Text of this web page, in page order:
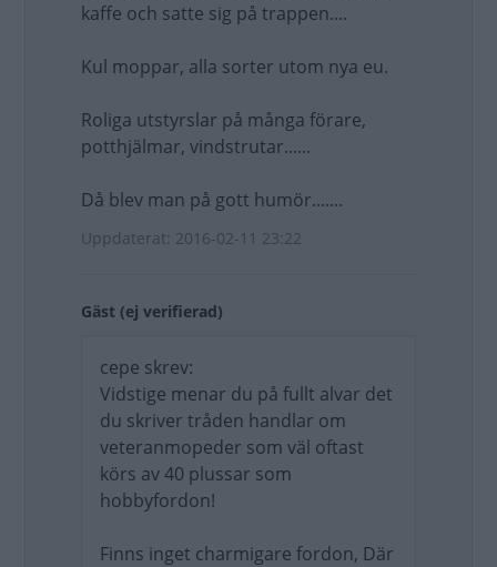
kaffe och satte sig på trappen....
Kul moppar, alla sorter utom nya eu.
Roliga utstyrslar på många förare,
potthjälmar, vindstrutar......
Då blev man på gott humör.......
Uppdaterat: 2016-02-11 23:22
Gäst (ej verifierad)
cepe skrev:
Vidstige menar du på fullt alvar det
du skriver tråden handlar om
veteranmopeder som väl oftast
körs av 40 plussar som
hobbyfordon!
Finns inget charmigare fordon, Där